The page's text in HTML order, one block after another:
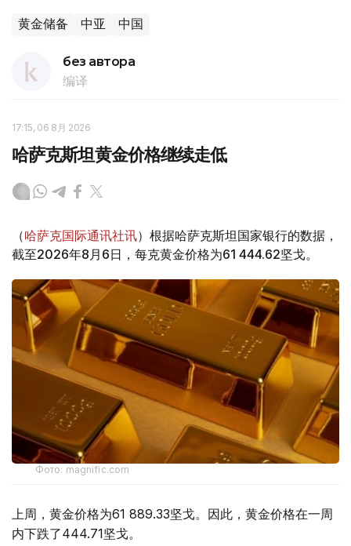
黄金储备 中亚 中国
без автора
编译
17:15, 06 8月 2026
哈萨克斯坦黄金价格继续走低
（哈萨克国际通讯社讯）根据哈萨克斯坦国家银行的数据，
截至2026年8月6日，每克黄金价格为61 444.62坚戈。
Фото: magnific.com
上周，黄金价格为61 889.33坚戈。因此，黄金价格在一周
内下跌了444.71坚戈。